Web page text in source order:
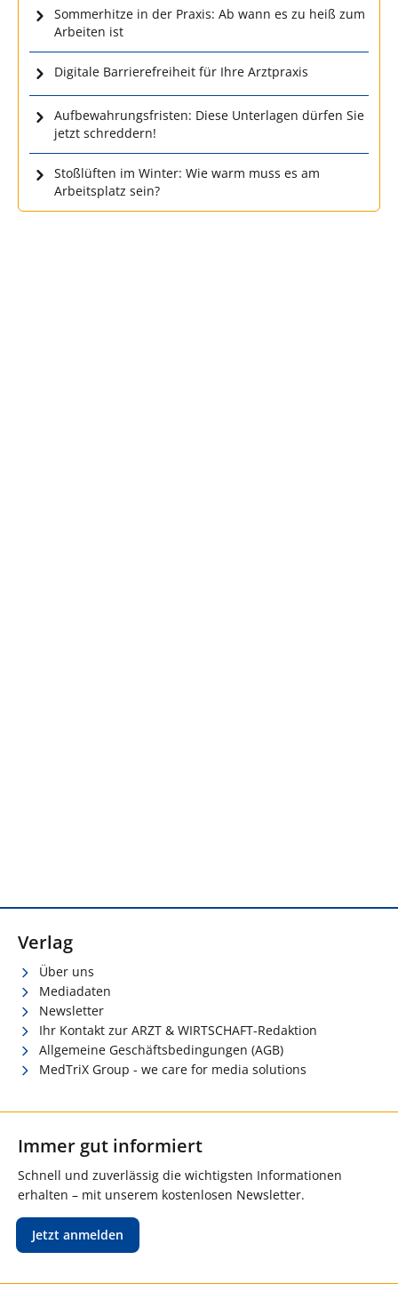
Sommerhitze in der Praxis: Ab wann es zu heiß zum
Arbeiten ist
Digitale Barrierefreiheit für Ihre Arztpraxis
Aufbewahrungsfristen: Diese Unterlagen dürfen Sie
jetzt schreddern!
Stoßlüften im Winter: Wie warm muss es am
Arbeitsplatz sein?
Verlag
Über uns
Mediadaten
Newsletter
Ihr Kontakt zur ARZT & WIRTSCHAFT-Redaktion
Allgemeine Geschäftsbedingungen (AGB)
MedTriX Group - we care for media solutions
Immer gut informiert
Schnell und zuverlässig die wichtigsten Informationen
erhalten – mit unserem kostenlosen Newsletter.
Jetzt anmelden